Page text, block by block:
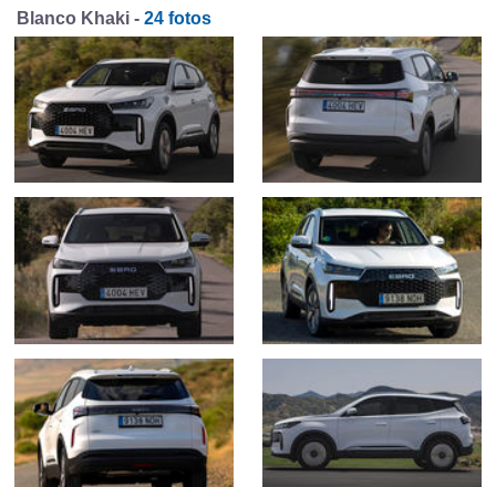
Blanco Khaki - 24 fotos